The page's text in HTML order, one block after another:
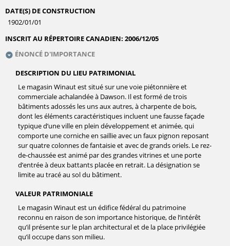
DATE(S) DE CONSTRUCTION
1902/01/01
INSCRIT AU RÉPERTOIRE CANADIEN: 2006/12/05
ÉNONCÉ D'IMPORTANCE
DESCRIPTION DU LIEU PATRIMONIAL
Le magasin Winaut est situé sur une voie piétonnière et
commerciale achalandée à Dawson. Il est formé de trois
bâtiments adossés les uns aux autres, à charpente de bois,
dont les éléments caractéristiques incluent une fausse façade
typique d’une ville en plein développement et animée, qui
comporte une corniche en saillie avec un faux pignon reposant
sur quatre colonnes de fantaisie et avec de grands oriels. Le rez-
de-chaussée est animé par des grandes vitrines et une porte
d’entrée à deux battants placée en retrait. La désignation se
limite au tracé au sol du bâtiment.
VALEUR PATRIMONIALE
Le magasin Winaut est un édifice fédéral du patrimoine
reconnu en raison de son importance historique, de l’intérêt
qu’il présente sur le plan architectural et de la place privilégiée
qu’il occupe dans son milieu.